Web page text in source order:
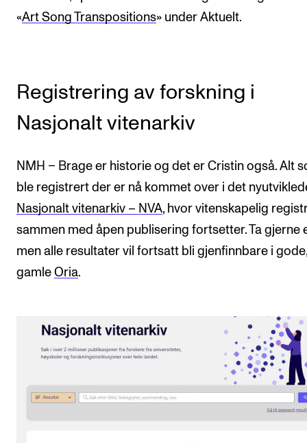
«Art Song Transpositions» under Aktuelt.
Registrering av forskning i
Nasjonalt vitenarkiv
NMH – Brage er historie og det er Cristin også. Alt
ble registrert der er nå kommet over i det
Nasjonalt vitenarkiv – NVA, hvor vitenskapelig
sammen med åpen publisering fortsetter. Ta gjerne
men alle resultater vil fortsatt bli gjenfinnbare i gode,
gamle Oria.